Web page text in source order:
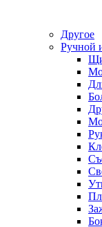
Другое
Ручной